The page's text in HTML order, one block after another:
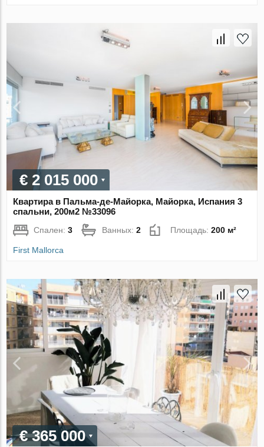
€ 2 015 000
Квартира в Пальма-де-Майорка, Майорка, Испания 3
спальни, 200м2 №33096
Спален:3 Ванных:2 Площадь:200 м²
First Mallorca
€ 365 000